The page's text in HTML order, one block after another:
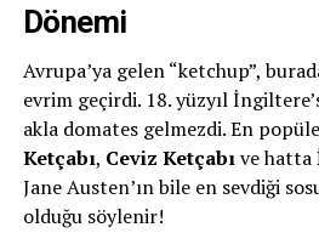
Dönemi
Avrupa’ya gelen “ketchup”,
evrim geçirdi. 18. yüzyıl
akla domates gelmezdi. En
Ketçabı, Ceviz Ketçabıve hatta
Jane Austen’ın bile en sevdiği
olduğu söylenir!